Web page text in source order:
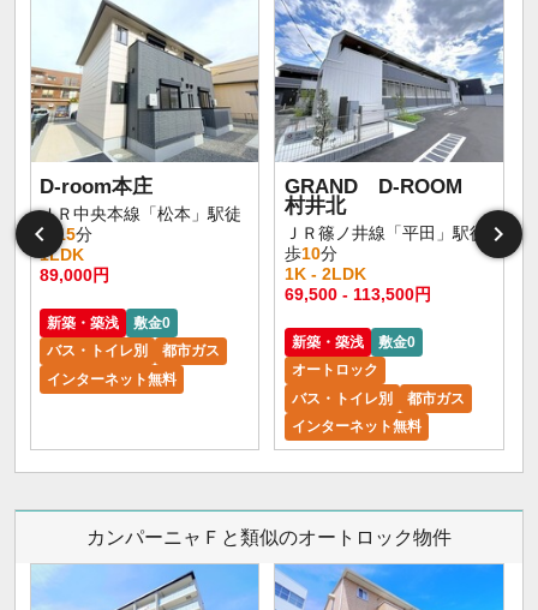
D-room本庄
ＪＲ中央本線「松本」駅徒
歩
15分
1LDK
89,000円
新築・築浅
敷金0
バス・トイレ別
都市ガス
インターネット無料
GRAND D-ROOM
村井北
ＪＲ篠ノ井線「平田」駅徒
歩10分
1K - 2LDK
69,500 - 113,500円
新築・築浅
敷金0
オートロック
バス・トイレ別
都市ガス
インターネット無料
カンパーニャＦと類似のオートロック物件